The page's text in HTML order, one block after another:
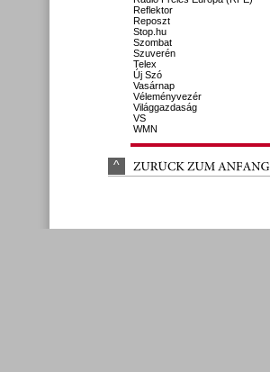
Reflektor
Reposzt
Stop.hu
Szombat
Szuverén
Telex
Új Szó
Vasárnap
Véleményvezér
Világgazdaság
VS
WMN
^ ZURÜCK ZUM ANFANG